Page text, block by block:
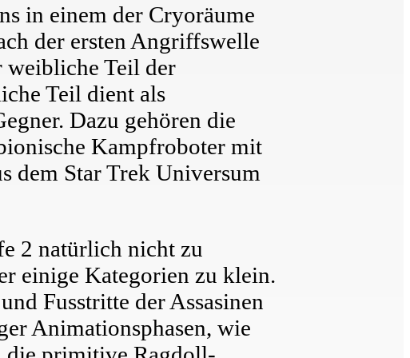
in einem der Cryoräume
der ersten Angriffswelle
weibliche Teil der
Teil dient als
Dazu gehören die
Kampfroboter mit
dem Star Trek Universum
2 natürlich nicht zu
einige Kategorien zu klein.
Fusstritte der Assasinen
Animationsphasen, wie